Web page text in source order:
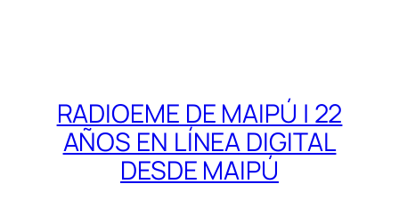
RADIOEME DE MAIPÚ | 22
AÑOS EN LÍNEA DIGITAL
DESDE MAIPÚ